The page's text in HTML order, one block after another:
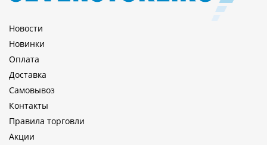
Новости
Новинки
Оплата
Доставка
Самовывоз
Контакты
Правила торговли
Акции